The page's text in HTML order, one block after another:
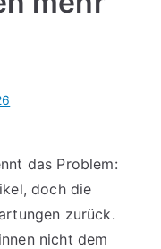
das Problem:
doch die
zurück.
nicht dem